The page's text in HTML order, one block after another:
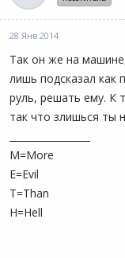
28 Янв 2014
Так он же на
лишь подсказал как
руль, решать ему. К
так что злишься ты
M=More
E=Evil
T=Than
H=Hell